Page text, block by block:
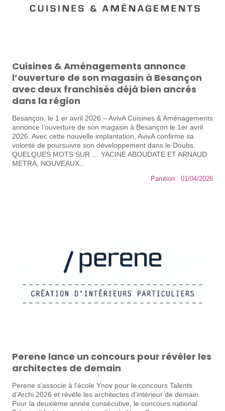
Cuisines & Aménagements annonce
l’ouverture de son magasin à Besançon
avec deux franchisés déjà bien ancrés
dans la région
Besançon, le 1 er avril 2026 – AvivA Cuisines & Aménagements
annonce l’ouverture de son magasin à Besançon le 1er avril
2026. Avec cette nouvelle implantation, AvivA confirme sa
volonté de poursuivre son développement dans le Doubs.
QUELQUES MOTS SUR … YACINE ABOUDATE ET ARNAUD
METRA, NOUVEAUX...
Parution : 01/04/2026
Perene lance un concours pour révéler les
architectes de demain
Perene s’associe à l’école Ynov pour le concours Talents
d’Archi 2026 et révèle les architectes d’intérieur de demain.
Pour la deuxième année consécutive, le concours national